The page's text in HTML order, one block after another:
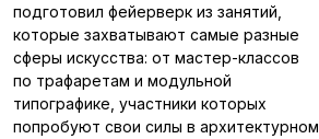
подготовил фейерверк из занятий,
которые захватывают самые разные
сферы искусства: от мастер-классов
по трафаретам и модульной
типографике, участники которых
попробуют свои силы в архитектурном